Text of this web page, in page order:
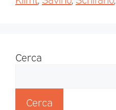
Cerca
Cerca